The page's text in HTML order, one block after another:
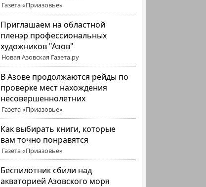
Газета «Приазовье»
Приглашаем на областной
пленэр профессиональных
художников "Азов"
Новая Азовская Газета.ру
В Азове продолжаются рейды по
проверке мест нахождения
несовершеннолетних
Газета «Приазовье»
Как выбирать книги, которые
вам точно понравятся
Газета «Приазовье»
Беспилотник сбили над
акваторией Азовского моря